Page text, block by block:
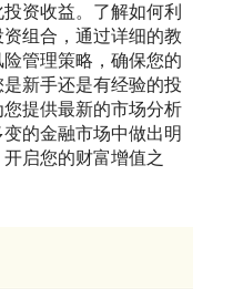
资收益。了解如何利
组合，通过详细的教
管理策略，确保您的
新手还是有经验的投
提供最新的市场分析
的金融市场中做出明
启您的财富增值之